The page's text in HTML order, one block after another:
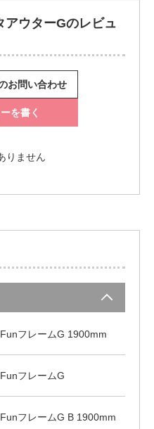
ウターGのレビュ
お問い合わせ
を書く
りません
フレームG 1900mm
フレームG
フレームG B 1900mm